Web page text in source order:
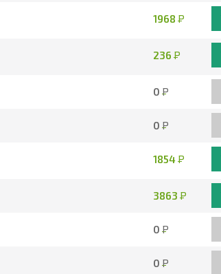
1968Р
236Р
0Р
0Р
1854Р
3863Р
0Р
0Р